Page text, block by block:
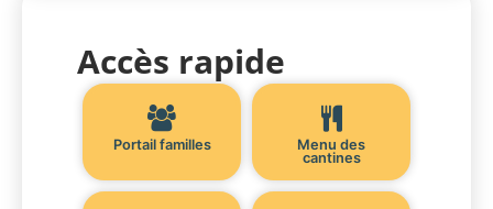
Accès rapide
Portail familles
Menu des
cantines